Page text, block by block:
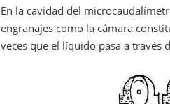
En la cavidad del
engranajes como la cámara
veces que el líquido pasa a